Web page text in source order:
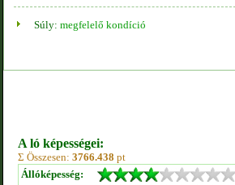
Súly: megfelelő kondíció
A ló képességei:
Σ Összesen: 3766.438 pt
Állóképesség: